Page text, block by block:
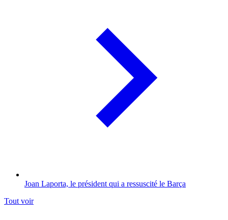
Joan Laporta, le président qui a ressuscité le Barça
Tout voir